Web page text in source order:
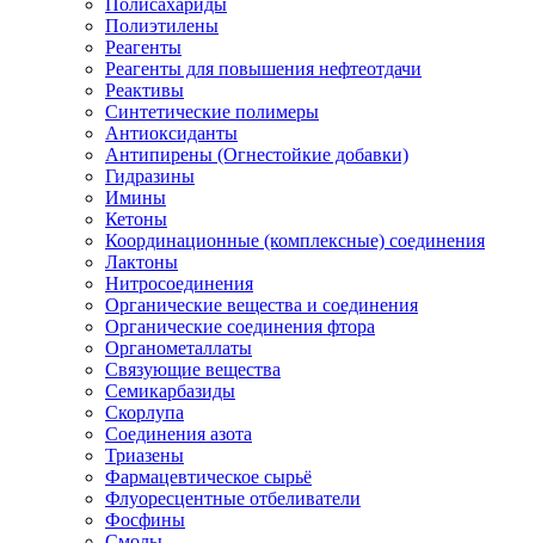
Полисахариды
Полиэтилены
Реагенты
Реагенты для повышения нефтеотдачи
Реактивы
Синтетические полимеры
Антиоксиданты
Антипирены (Огнестойкие добавки)
Гидразины
Имины
Кетоны
Координационные (комплексные) соединения
Лактоны
Нитросоединения
Органические вещества и соединения
Органические соединения фтора
Органометаллаты
Связующие вещества
Семикарбазиды
Скорлупа
Соединения азота
Триазены
Фармацевтическое сырьё
Флуоресцентные отбеливатели
Фосфины